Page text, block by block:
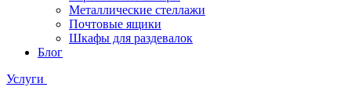
Металлические стеллажи
Почтовые ящики
Шкафы для раздевалок
Блог
Услуги